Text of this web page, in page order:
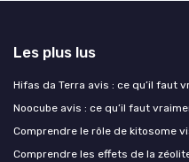
Les plus lus
Hifas da Terra avis : ce qu’il faut
Noocube avis : ce qu’il faut
Comprendre le rôle de kitosome
Comprendre les effets de la